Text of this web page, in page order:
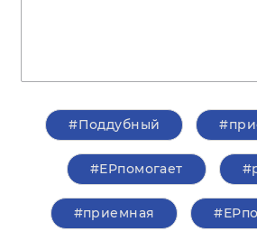
#Поддубный
#ЕРпомогает
#приемная